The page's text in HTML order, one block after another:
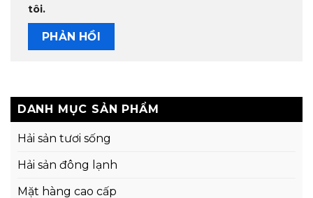
tôi.
DANH MỤC SẢN PHẨM
Hải sản tươi sống
Hải sản đông lạnh
Mặt hàng cao cấp